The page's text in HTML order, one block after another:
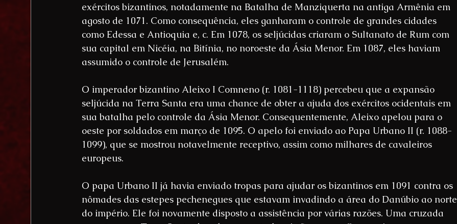
exércitos bizantinos, notadamente na Batalha de Manziquerta na antiga Armênia em
agosto de 1071. Como consequência, eles ganharam o controle de grandes cidades
como Edessa e Antioquia e, c. Em 1078, os seljúcidas criaram o Sultanato de Rum com
sua capital em Nicéia, na Bitínia, no noroeste da Ásia Menor. Em 1087, eles haviam
assumido o controle de Jerusalém.
O imperador bizantino Aleixo I Comneno (r. 1081-1118) percebeu que a expansão
seljúcida na Terra Santa era uma chance de obter a ajuda dos exércitos ocidentais em
sua batalha pelo controle da Ásia Menor. Consequentemente, Aleixo apelou para o
oeste por soldados em março de 1095. O apelo foi enviado ao Papa Urbano II (r. 1088-
1099), que se mostrou notavelmente receptivo, assim como milhares de cavaleiros
europeus.
O papa Urbano II já havia enviado tropas para ajudar os bizantinos em 1091 contra os
nômades das estepes pechenegues que estavam invadindo a área do Danúbio ao norte
do império. Ele foi novamente disposto a assistência por várias razões. Uma cruzada